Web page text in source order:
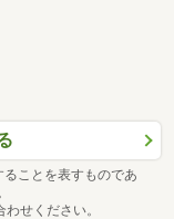
ことを表すものであ
せください。